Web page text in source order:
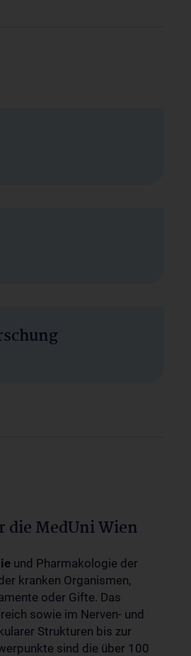
die MedUni Wien
und Pharmakologie der
kranken Organismen,
oder Gifte. Das
sowie im Nerven- und
Strukturen bis zur
sind die über 100